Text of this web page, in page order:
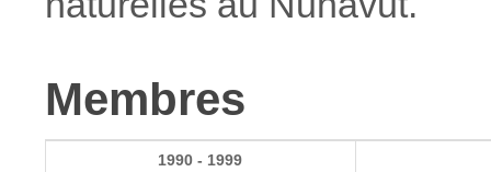
Membres
1990 - 1999